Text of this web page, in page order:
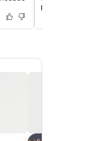
privativas para